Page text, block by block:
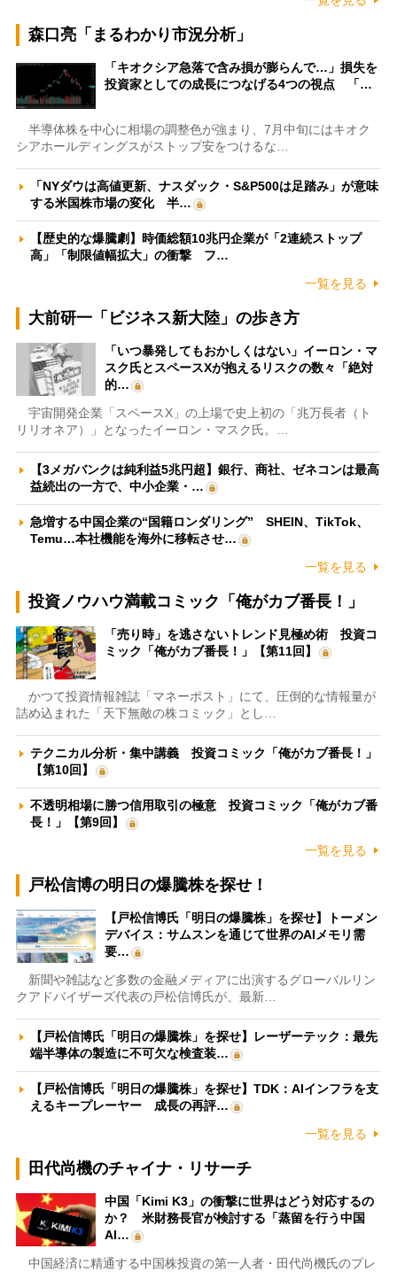
森口亮「まるわかり市況分析」
「キオクシア急落で含み損が膨らんで…」損失を
投資家としての成長につなげる4つの視点 「…
半導体株を中心に相場の調整色が強まり、7月中旬にはキオク
シアホールディングスがストップ安をつけるな…
「NYダウは高値更新、ナスダック・S&P500は足踏み」が意味
する米国株市場の変化 半…
【歴史的な爆騰劇】時価総額10兆円企業が「2連続ストップ
高」「制限値幅拡大」の衝撃 フ…
一覧を見る
大前研一「ビジネス新大陸」の歩き方
「いつ暴発してもおかしくはない」イーロン・マ
スク氏とスペースXが抱えるリスクの数々「絶対
的…
宇宙開発企業「スペースX」の上場で史上初の「兆万長者（ト
リリオネア）」となったイーロン・マスク氏。…
【3メガバンクは純利益5兆円超】銀行、商社、ゼネコンは最高
益続出の一方で、中小企業・…
急増する中国企業の“国籍ロンダリング” SHEIN、TikTok、
Temu…本社機能を海外に移転させ…
一覧を見る
投資ノウハウ満載コミック「俺がカブ番長！」
「売り時」を逃さないトレンド見極め術 投資コ
ミック「俺がカブ番長！」【第11回】
かつて投資情報雑誌「マネーポスト」にて、圧倒的な情報量が
詰め込まれた「天下無敵の株コミック」とし…
テクニカル分析・集中講義 投資コミック「俺がカブ番長！」
【第10回】
不透明相場に勝つ信用取引の極意 投資コミック「俺がカブ番
長！」【第9回】
一覧を見る
戸松信博の明日の爆騰株を探せ！
【戸松信博氏「明日の爆騰株」を探せ】トーメン
デバイス：サムスンを通じて世界のAIメモリ需
要…
新聞や雑誌など多数の金融メディアに出演するグローバルリン
クアドバイザーズ代表の戸松信博氏が、最新…
【戸松信博氏「明日の爆騰株」を探せ】レーザーテック：最先
端半導体の製造に不可欠な検査装…
【戸松信博氏「明日の爆騰株」を探せ】TDK：AIインフラを支
えるキープレーヤー 成長の再評…
一覧を見る
田代尚機のチャイナ・リサーチ
中国「Kimi K3」の衝撃に世界はどう対応するの
か？ 米財務長官が検討する「蒸留を行う中国
AI…
中国経済に精通する中国株投資の第一人者・田代尚機氏のプレ